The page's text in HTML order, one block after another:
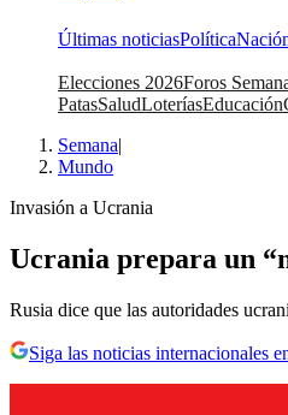
Últimas noticiasPolítica
Elecciones 2026Foros
PatasSaludLoteríasEducación
Semana|
Mundo
Invasión a Ucrania
Ucrania prepara un
Rusia dice que las autoridades
Siga las noticias internacionales